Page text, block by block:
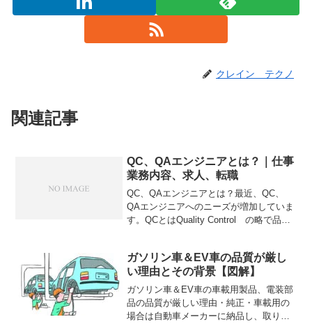
クレイン テクノ
関連記事
QC、QAエンジニアとは？｜仕事
業務内容、求人、転職
QC、QAエンジニアとは？最近、QC、
QAエンジニアへのニーズが増加していま
す。QCとはQuality Control の略で品質
という意味になります...
ガソリン車＆EV車の品質が厳し
い理由とその背景【図解】
ガソリン車＆EV車の車載用製品、電装部
品の品質が厳しい理由・純正・車載用の
場合は自動車メーカーに納品し、取り付